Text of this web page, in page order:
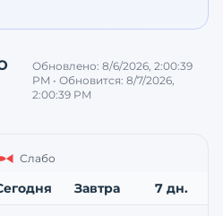
Обновлено:8/6/2026, 2:00:39
PM • Обновится:8/7/2026,
2:00:39 PM
Слабо
Завтра 7 дн.